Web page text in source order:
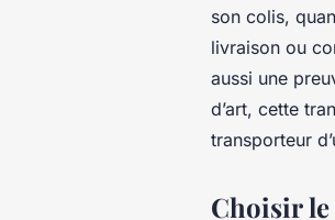
son colis,
livraison ou
aussi une
d’art, cette
transporteur
Choisir